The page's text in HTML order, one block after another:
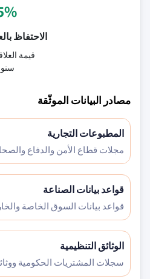
الاحتفاظ
مصادر البيانات الموثّقة
المطبوعات التجارية
مجلات قطاع الأمن والدفاع
قواعد بيانات الصناعة
قواعد بيانات السوق الخاصة
الوثائق التنظيمية
سجلات المشتريات الحكومية